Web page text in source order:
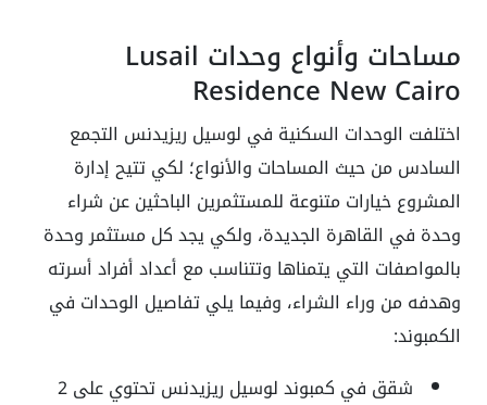
مساحات وأنواع وحدات Lusail
Residence New Cairo
اختلفت الوحدات السكنية في لوسيل ريزيدنس التجمع
السادس من حيث المساحات والأنواع؛ لكي تتيح إدارة
المشروع خيارات متنوعة للمستثمرين الباحثين عن شراء
وحدة في القاهرة الجديدة، ولكي يجد كل مستثمر وحدة
بالمواصفات التي يتمناها وتتناسب مع أعداد أفراد أسرته
وهدفه من وراء الشراء، وفيما يلي تفاصيل الوحدات في
الكمبوند:
شقق في كمبوند لوسيل ريزيدنس تحتوي على 2